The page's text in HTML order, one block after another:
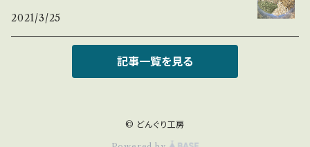
2021/3/25
記事一覧を見る
© どんぐり工房